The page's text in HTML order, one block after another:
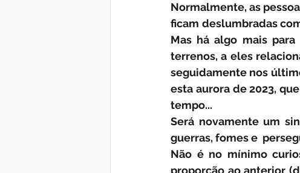
Normalmente, as
ficam deslumbradas
Mas há algo mais
terrenos, a eles
seguidamente nos
esta aurora de 2023,
tempo...
Será novamente um
guerras, fomes e
Não é no mínimo
proporção ao anterior